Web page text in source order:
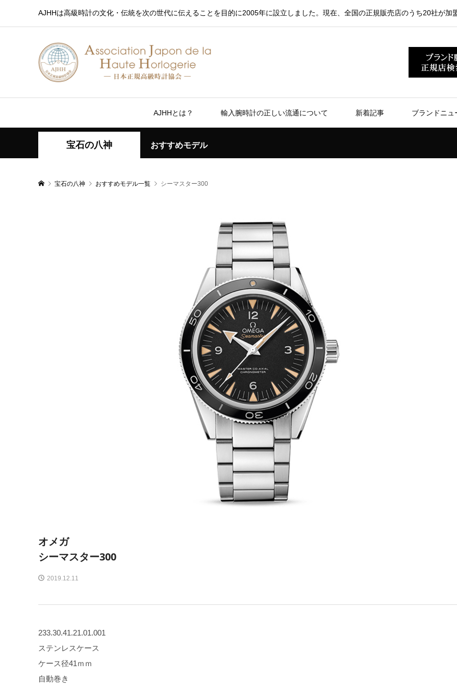
AJHHは高級時計の文化・伝統を次の世代に伝えることを目的に2005年に設立しました。現在、全国の正規販売店のうち20社が加
AJHHとは？ 輸入腕時計の正しい流通について 新着記事 ブランドニュ
宝石の八神 おすすめモデル
宝石の八神 おすすめモデル一覧 シーマスター300
オメガ
シーマスター300
2019.12.11
233.30.41.21.01.001
ステンレスケース
ケース径41ｍｍ
自動巻き